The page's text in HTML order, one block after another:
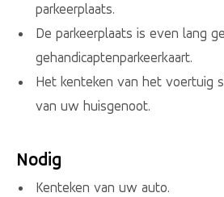
parkeerplaats.
De parkeerplaats is even lang
gehandicaptenparkeerkaart.
Het kenteken van het voertuig
van uw huisgenoot.
Nodig
Kenteken van uw auto.